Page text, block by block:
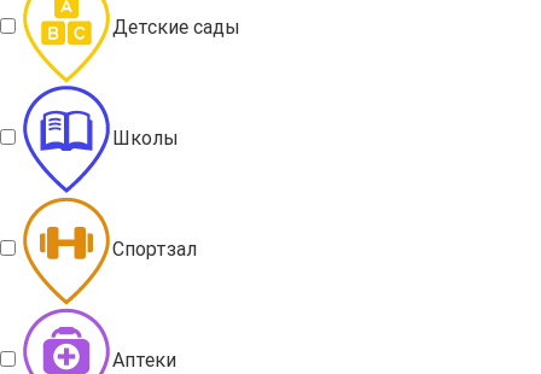
Детские сады
Школы
Спортзал
Аптеки